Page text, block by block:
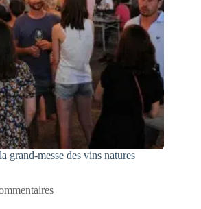
grand-messe des vins natures